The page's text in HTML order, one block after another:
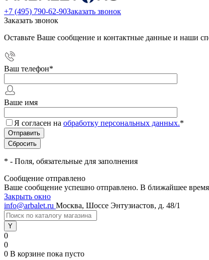
+7 (495) 790-62-90Заказать звонок
Заказать звонок
Оставьте Ваше сообщение и контактные данные и наши
Ваш телефон*
Ваше имя
Я согласен на обработку персональных данных.*
* - Поля, обязательные для заполнения
Сообщение отправлено
Ваше сообщение успешно отправлено. В ближайшее
Закрыть окно
info@arbalet.ru Москва, Шоссе Энтузиастов, д. 48/1
0
0
0 В корзине пока пусто